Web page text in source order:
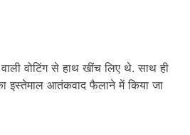
वोटिंग से हाथ खींच लिए थे. साथ ही
इस्तेमाल आतंकवाद फैलाने में किया जा